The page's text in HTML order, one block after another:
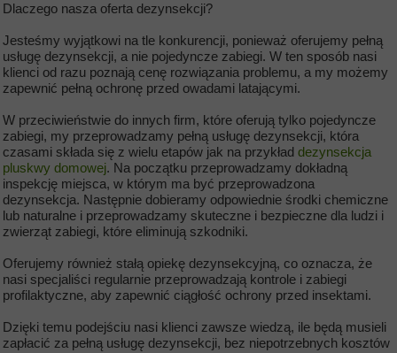
Dlaczego nasza oferta dezynsekcji?
Jesteśmy wyjątkowi na tle konkurencji, ponieważ oferujemy pełną
usługę dezynsekcji, a nie pojedyncze zabiegi. W ten sposób nasi
klienci od razu poznają cenę rozwiązania problemu, a my możemy
zapewnić pełną ochronę przed owadami latającymi.
W przeciwieństwie do innych firm, które oferują tylko pojedyncze
zabiegi, my przeprowadzamy pełną usługę dezynsekcji, która
czasami składa się z wielu etapów jak na przykład dezynsekcja
pluskwy domowej. Na początku przeprowadzamy dokładną
inspekcję miejsca, w którym ma być przeprowadzona
dezynsekcja. Następnie dobieramy odpowiednie środki chemiczne
lub naturalne i przeprowadzamy skuteczne i bezpieczne dla ludzi i
zwierząt zabiegi, które eliminują szkodniki.
Oferujemy również stałą opiekę dezynsekcyjną, co oznacza, że ​​
nasi specjaliści regularnie przeprowadzają kontrole i zabiegi
profilaktyczne, aby zapewnić ciągłość ochrony przed insektami.
Dzięki temu podejściu nasi klienci zawsze wiedzą, ile będą musieli
zapłacić za pełną usługę dezynsekcji, bez niepotrzebnych kosztów